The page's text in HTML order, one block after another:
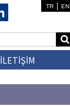
TR EN
İLETİŞİM